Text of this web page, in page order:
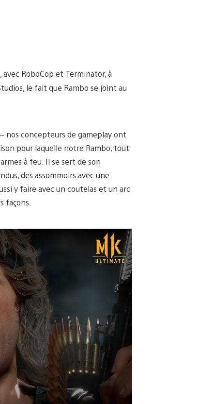
RoboCop et Terminator, à
le fait que Rambo se joint au
nos concepteurs de gameplay ont
pour laquelle notre Rambo, tout
à feu. Il se sert de son
des assommoirs avec une
y faire avec un coutelas et un arc
façons.